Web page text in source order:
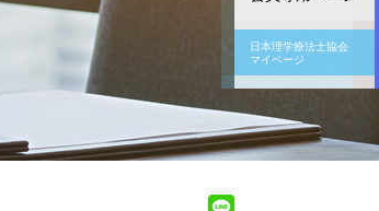
日本理学療法士協会
マイページ